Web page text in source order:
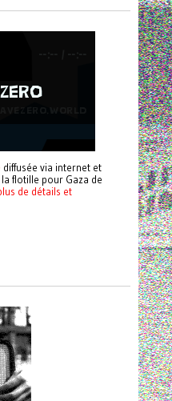
diffusée via internet et
flotille pour Gaza de
de détails et